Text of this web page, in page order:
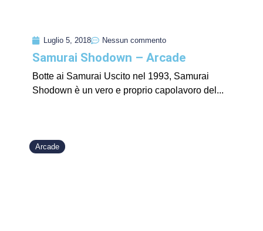
Luglio 5, 2018 Nessun commento
Samurai Shodown – Arcade
Botte ai Samurai Uscito nel 1993, Samurai
Shodown è un vero e proprio capolavoro del...
Arcade